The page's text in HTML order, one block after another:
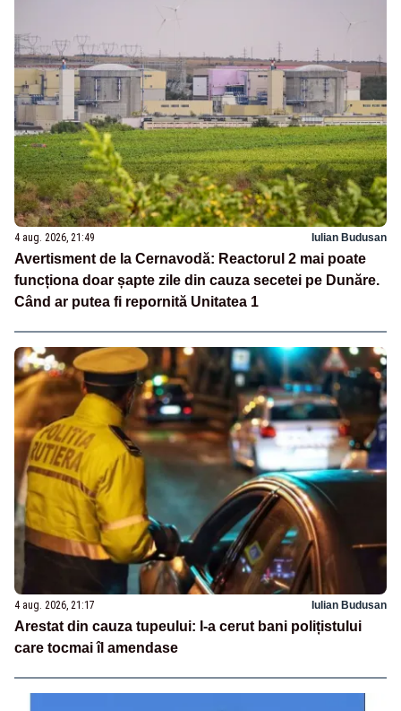
4 aug. 2026, 21:49 Iulian Budusan
Avertisment de la Cernavodă: Reactorul 2 mai poate
funcționa doar șapte zile din cauza secetei pe Dunăre.
Când ar putea fi repornită Unitatea 1
4 aug. 2026, 21:17 Iulian Budusan
Arestat din cauza tupeului: I-a cerut bani polițistului
care tocmai îl amendase